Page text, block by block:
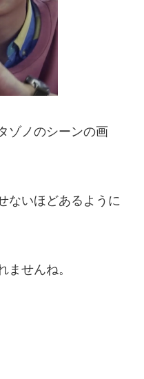
ゾノのシーンの画
ないほどあるように
ませんね。